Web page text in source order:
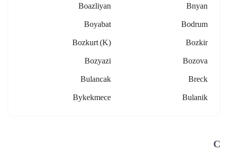
Bnyan
Boazliyan
Bodrum
Boyabat
Bozkir
Bozkurt (k)
Bozova
Bozyazi
Breck
Bulancak
Bulanik
Bykekmece
C